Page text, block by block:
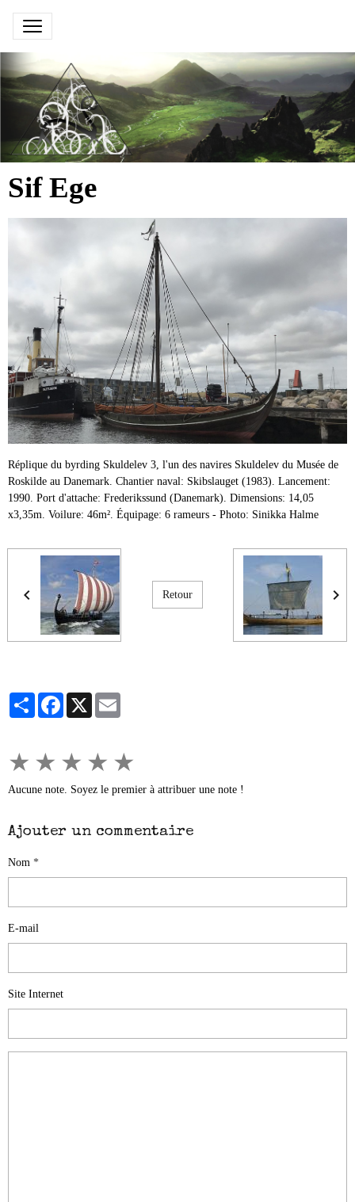
Sif Ege
Réplique du byrding Skuldelev 3, l'un des navires Skuldelev du Musée de
Roskilde au Danemark. Chantier naval: Skibslauget (1983). Lancement:
1990. Port d'attache: Frederikssund (Danemark). Dimensions: 14,05
x3,35m. Voilure: 46m². Équipage: 6 rameurs - Photo: Sinikka Halme
Retour
PartagerFacebook
X
★ ★ ★ ★ ★
Aucune note. Soyez le premier à attribuer une note !
Ajouter un commentaire
Nom
E-mail
Site Internet